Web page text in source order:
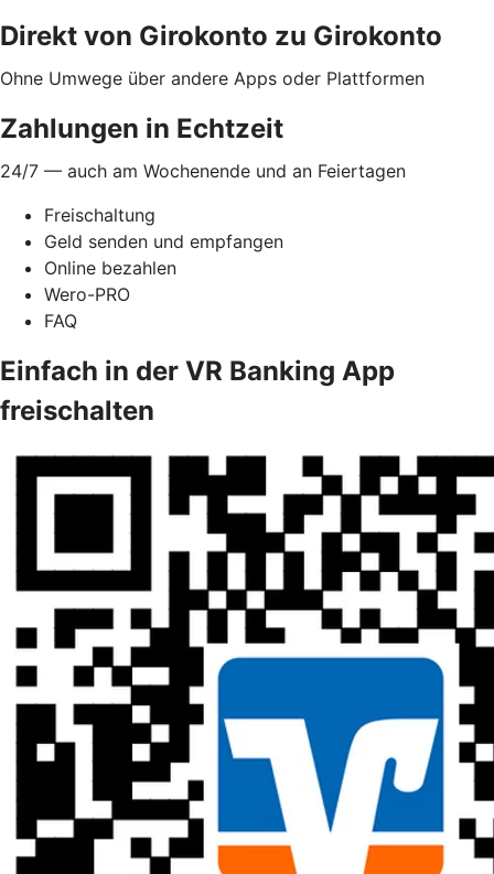
Direkt von Girokonto zu Girokonto
Ohne Umwege über andere Apps oder Plattformen
Zahlungen in Echtzeit
24/7 — auch am Wochenende und an Feiertagen
Freischaltung
Geld senden und empfangen
Online bezahlen
Wero-PRO
FAQ
Einfach in der VR Banking App
freischalten